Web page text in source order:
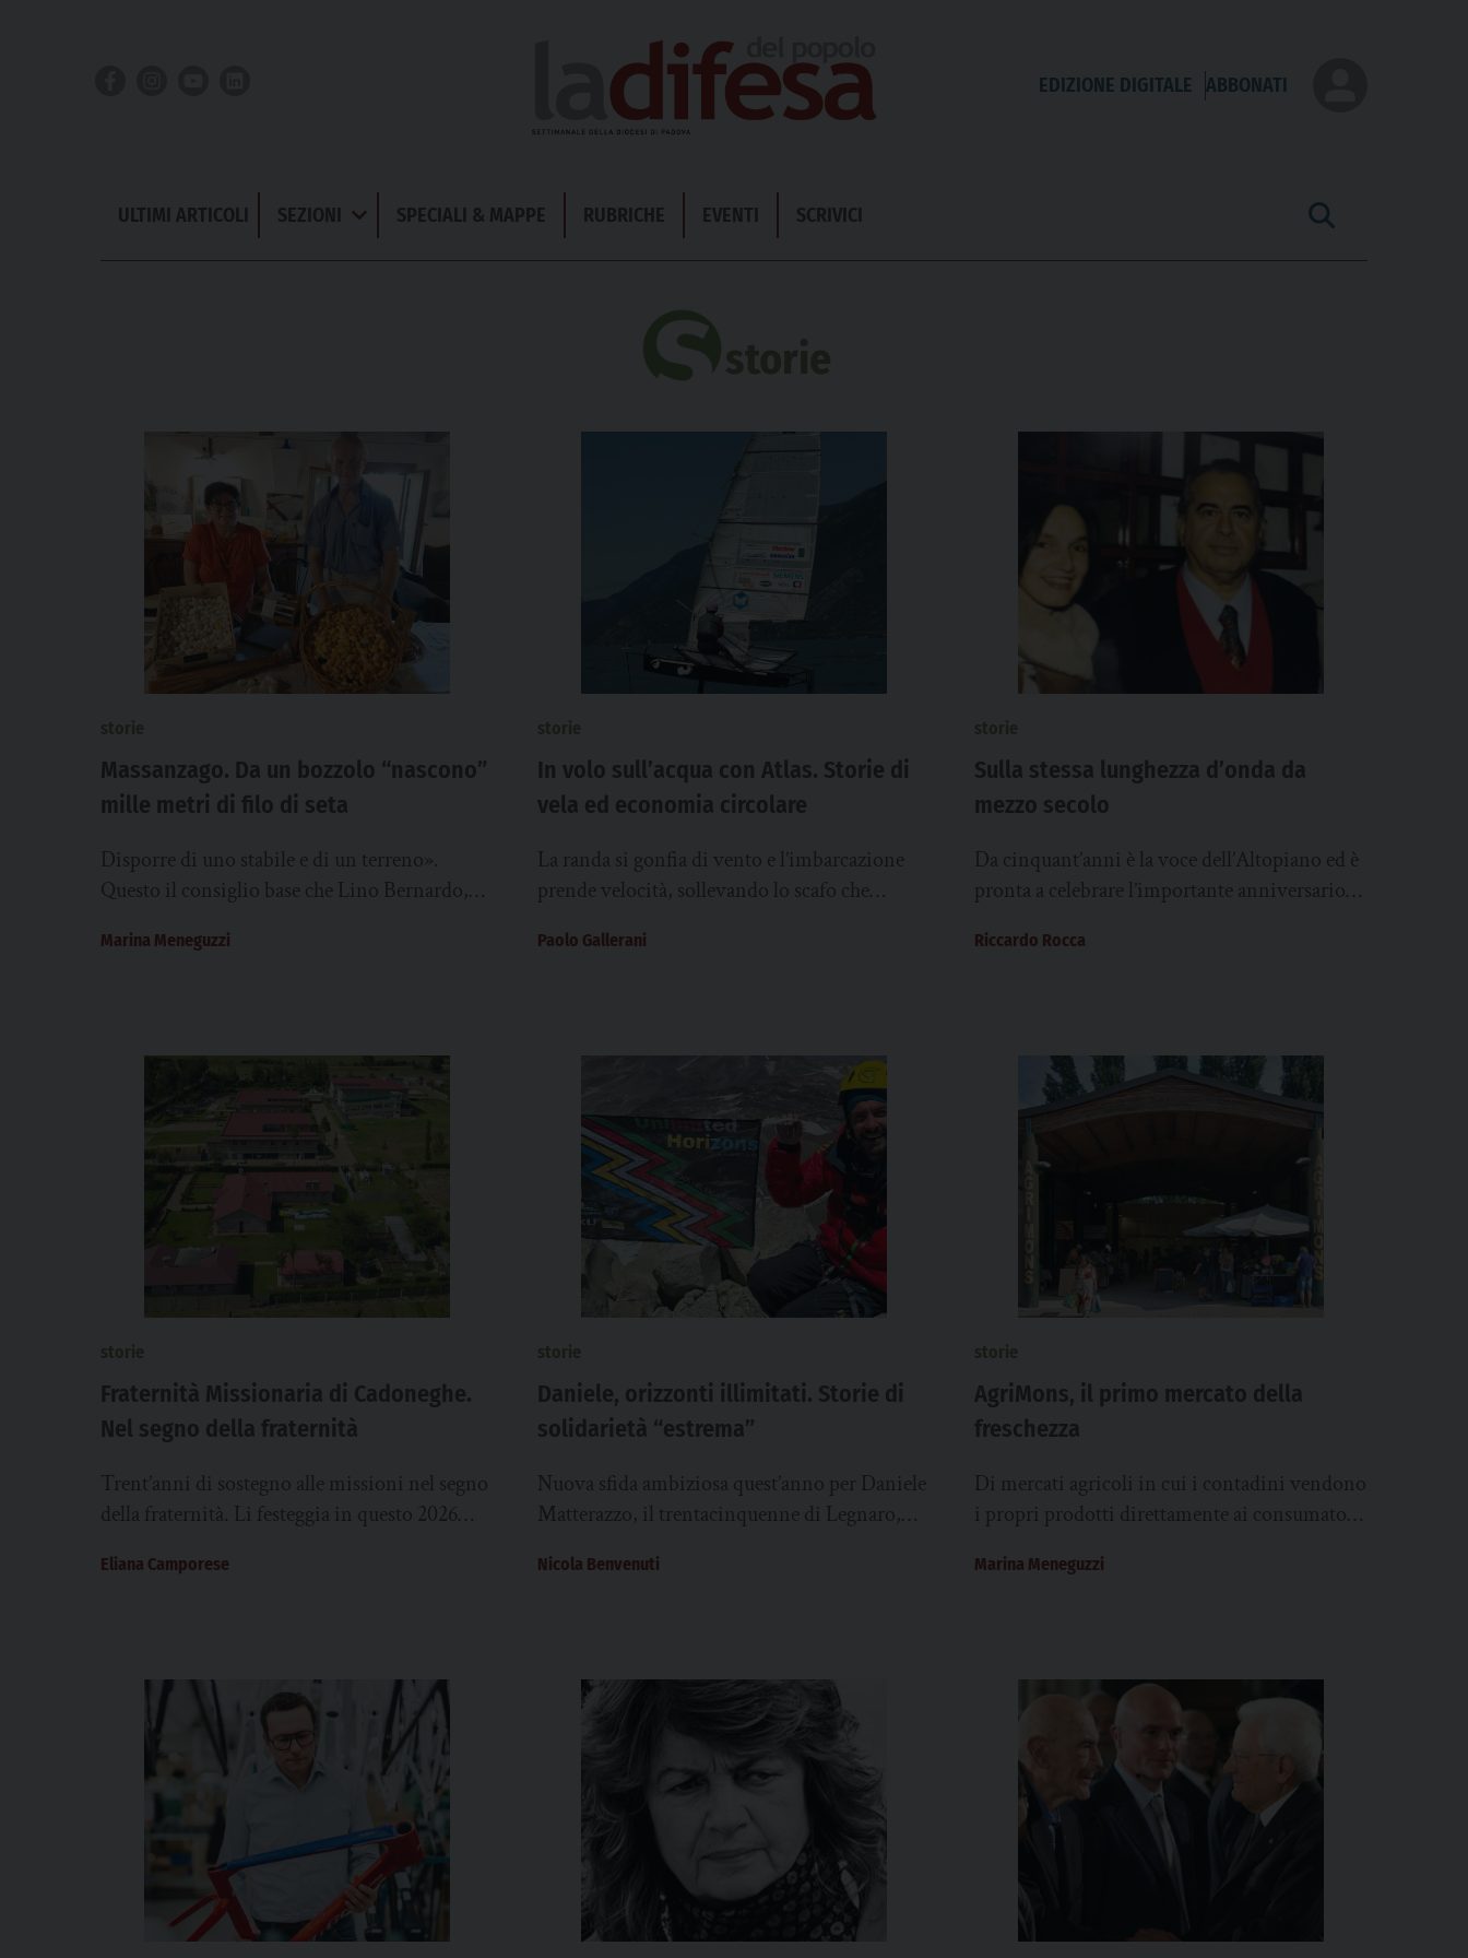
EDIZIONE DIGITALE ABBONATI
ULTIMI ARTICOLI SEZIONI
Apri
Menu
SPECIALI & MAPPE RUBRICHE EVENTI SCRIVICI
Massanzago. Da un bozzolo “nascono”
mille metri di filo di seta
Disporre di uno stabile e di un terreno».
Questo il consiglio base che Lino Bernardo,
Marina Meneguzzi
In volo sull’acqua con Atlas. Storie di
vela ed economia circolare
La randa si gonfia di vento e l’imbarcazione
prende velocità, sollevando lo scafo che
di...
Paolo Gallerani
Sulla stessa lunghezza d’onda da
mezzo secolo
Da cinquant’anni è la voce dell’Altopiano ed è
pronta a celebrare l’importante anniversario
Asiago,...
Riccardo Rocca
Fraternità Missionaria di Cadoneghe.
Nel segno della fraternità
Trent’anni di sostegno alle missioni nel segno
della fraternità. Li festeggia in questo 2026
Cadoneghe, nata in seno...
Eliana Camporese
Daniele, orizzonti illimitati. Storie di
solidarietà “estrema”
Nuova sfida ambiziosa quest’anno per Daniele
Matterazzo, il trentacinquenne di Legnaro,
dell’Ojos del Salado, la...
Nicola Benvenuti
AgriMons, il primo mercato della
freschezza
Di mercati agricoli in cui i contadini vendono
i propri prodotti direttamente ai consumatori
Marina Meneguzzi